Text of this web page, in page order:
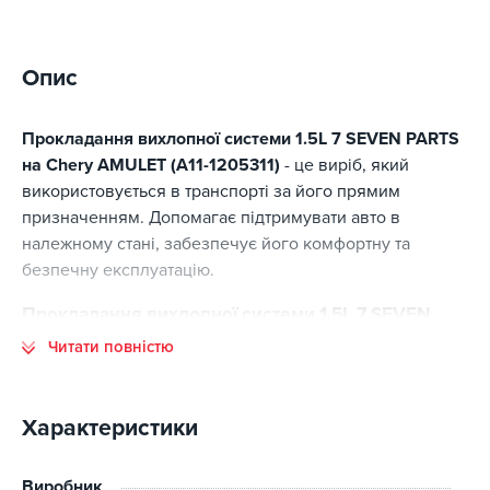
Опис
Прокладання вихлопної системи 1.5L 7 SEVEN PARTS
на Chery AMULET (A11-1205311) - це виріб, який
використовується в транспорті за його прямим
призначенням. Допомагає підтримувати авто в
належному стані, забезпечує його комфортну та
безпечну експлуатацію.
переваги
відповідність стандартам виготовлення;
Читати повністю
Характеристики